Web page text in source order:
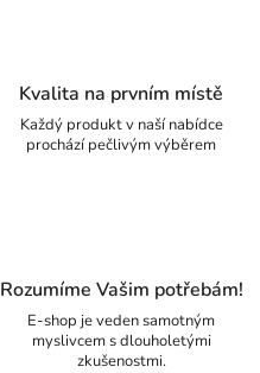
Kvalita na prvním místě
Každý produkt v naší nabídce
prochází pečlivým výběrem
Rozumíme Vašim potřebám!
E-shop je veden samotným
myslivcem s dlouholetými
zkušenostmi.